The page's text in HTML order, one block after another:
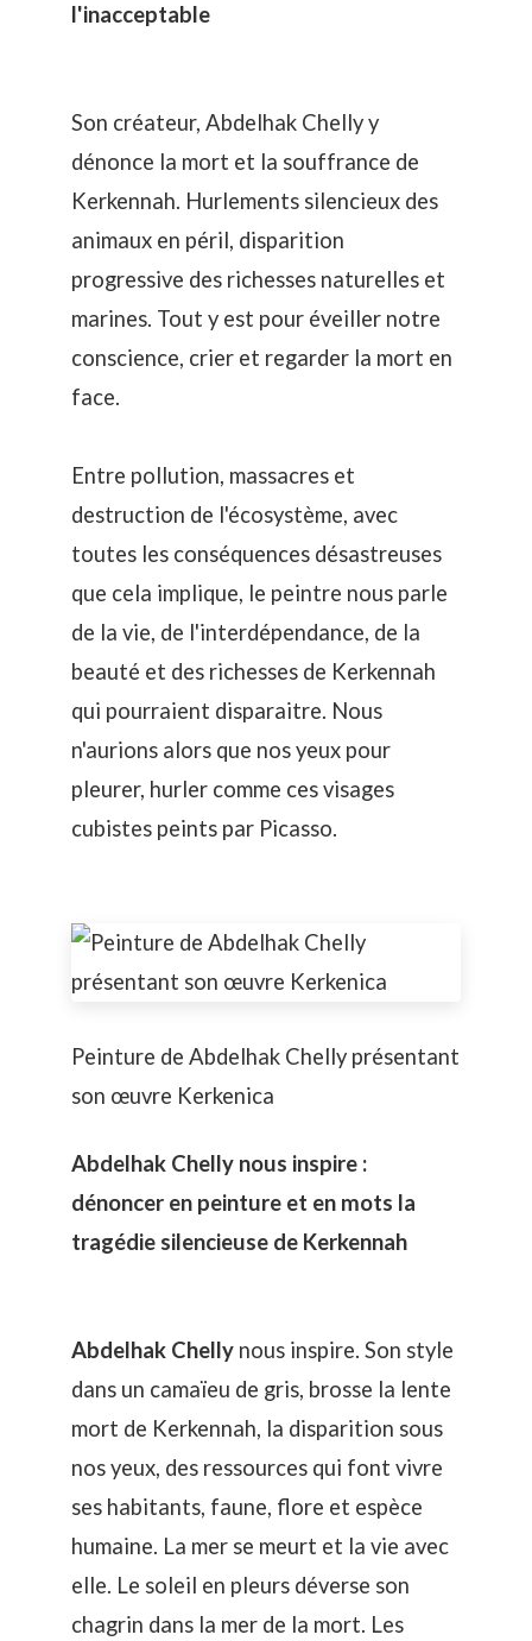
l'inacceptable
Son créateur, Abdelhak Chelly y
dénonce la mort et la souffrance de
Kerkennah. Hurlements silencieux des
animaux en péril, disparition
progressive des richesses naturelles et
marines. Tout y est pour éveiller notre
conscience, crier et regarder la mort en
face.
Entre pollution, massacres et
destruction de l'écosystème, avec
toutes les conséquences désastreuses
que cela implique, le peintre nous parle
de la vie, de l'interdépendance, de la
beauté et des richesses de Kerkennah
qui pourraient disparaitre. Nous
n'aurions alors que nos yeux pour
pleurer, hurler comme ces visages
cubistes peints par Picasso.
Peinture de Abdelhak Chelly présentant
son œuvre Kerkenica
Abdelhak Chelly nous inspire :
dénoncer en peinture et en mots la
tragédie silencieuse de Kerkennah
Abdelhak Chelly nous inspire. Son style
dans un camaïeu de gris, brosse la lente
mort de Kerkennah, la disparition sous
nos yeux, des ressources qui font vivre
ses habitants, faune, flore et espèce
humaine. La mer se meurt et la vie avec
elle. Le soleil en pleurs déverse son
chagrin dans la mer de la mort. Les